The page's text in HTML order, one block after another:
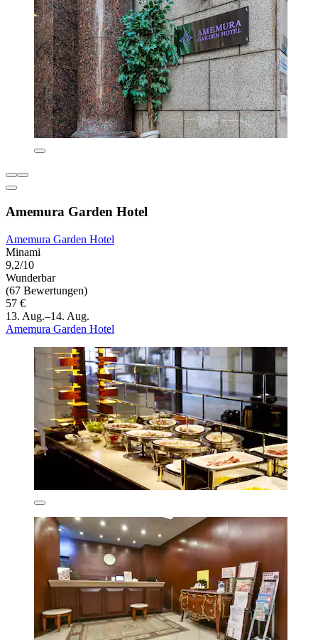
Amemura Garden Hotel
Amemura Garden Hotel
Minami
9,2/10
Wunderbar
(67 Bewertungen)
57 €
13. Aug.–14. Aug.
Amemura Garden Hotel